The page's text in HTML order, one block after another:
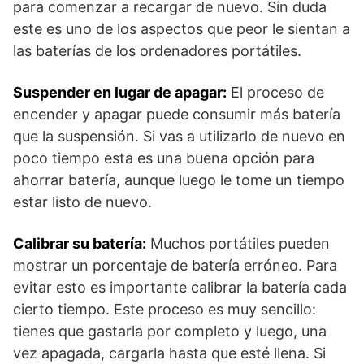
para comenzar a recargar de nuevo. Sin duda
este es uno de los aspectos que peor le sientan a
las baterías de los ordenadores portátiles.
Suspender en lugar de apagar: El proceso de
encender y apagar puede consumir más batería
que la suspensión. Si vas a utilizarlo de nuevo en
poco tiempo esta es una buena opción para
ahorrar batería, aunque luego le tome un tiempo
estar listo de nuevo.
Calibrar su batería: Muchos portátiles pueden
mostrar un porcentaje de batería erróneo. Para
evitar esto es importante calibrar la batería cada
cierto tiempo. Este proceso es muy sencillo:
tienes que gastarla por completo y luego, una
vez apagada, cargarla hasta que esté llena. Si